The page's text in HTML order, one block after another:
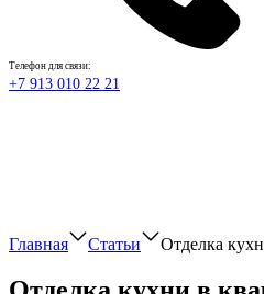
Телефон для связи:
+7 913 010 22 21
Главная Статьи Отделка